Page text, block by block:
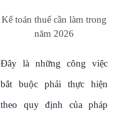
Kế toán thuế cần làm trong
năm 2026
Đây là những công việc
bắt buộc phải thực hiện
theo quy định của pháp